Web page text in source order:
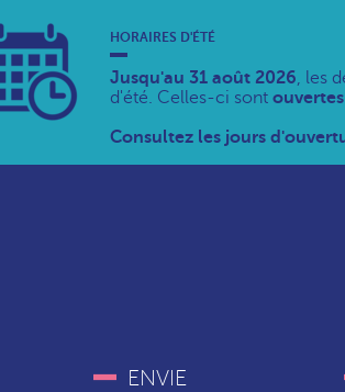
HORAIRES D'ÉTÉ
Jusqu'au 31 août 2026, les
d'été. Celles-ci sont
Consultez les jours
ENVIE